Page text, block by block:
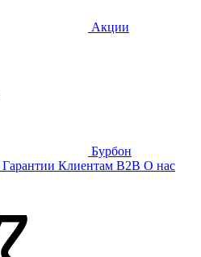
Акции
Бурбон
Гарантии Клиентам B2B О нас